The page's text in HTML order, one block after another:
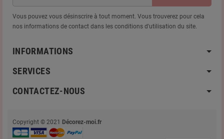
Vous pouvez vous désinscrire à tout moment. Vous trouverez pour cela
nos informations de contact dans les conditions d'utilisation du site.
INFORMATIONS
SERVICES
CONTACTEZ-NOUS
Copyright © 2021 Décorez-moi.fr